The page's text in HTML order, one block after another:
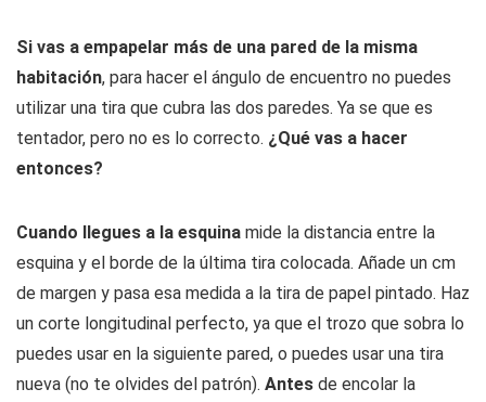
Si vas a empapelar más de una pared de la misma
habitación, para hacer el ángulo de encuentro no puedes
utilizar una tira que cubra las dos paredes. Ya se que es
tentador, pero no es lo correcto. ¿Qué vas a hacer
entonces?
Cuando llegues a la esquina mide la distancia entre la
esquina y el borde de la última tira colocada. Añade un cm
de margen y pasa esa medida a la tira de papel pintado. Haz
un corte longitudinal perfecto, ya que el trozo que sobra lo
puedes usar en la siguiente pared, o puedes usar una tira
nueva (no te olvides del patrón). Antes de encolar la